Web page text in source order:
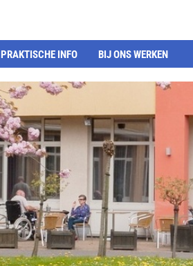
PRAKTISCHE INFO BIJ ONS WERKEN